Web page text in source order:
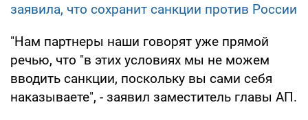
заявила, что сохранит санкции против России
"Нам партнеры наши говорят уже прямой
речью, что "в этих условиях мы не можем
вводить санкции, поскольку вы сами себя
наказываете", - заявил заместитель главы АП.